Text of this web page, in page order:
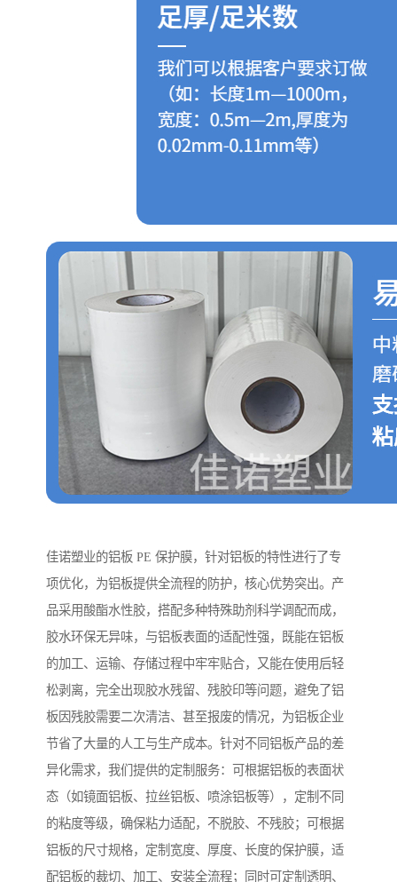
佳诺塑业的铝板 PE 保护膜，针对铝板的特性进行了专
项优化，为铝板提供全流程的防护，核心优势突出。产
品采用酸酯水性胶，搭配多种特殊助剂科学调配而成，
胶水环保无异味，与铝板表面的适配性强，既能在铝板
的加工、运输、存储过程中牢牢贴合，又能在使用后轻
松剥离，完全出现胶水残留、残胶印等问题，避免了铝
板因残胶需要二次清洁、甚至报废的情况，为铝板企业
节省了大量的人工与生产成本。针对不同铝板产品的差
异化需求，我们提供的定制服务：可根据铝板的表面状
态（如镜面铝板、拉丝铝板、喷涂铝板等），定制不同
的粘度等级，确保粘力适配，不脱胶、不残胶；可根据
铝板的尺寸规格，定制宽度、厚度、长度的保护膜，适
配铝板的裁切、加工、安装全流程；同时可定制透明、